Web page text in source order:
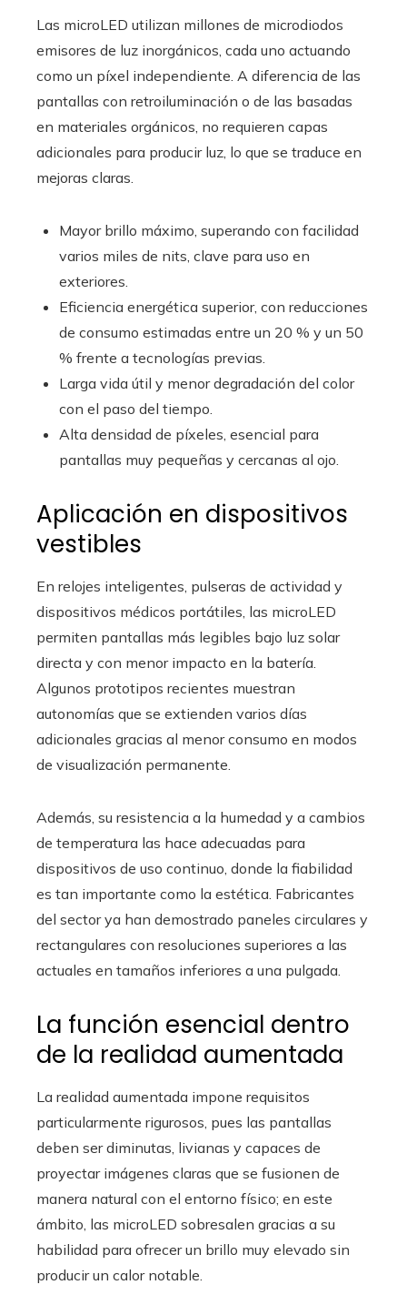
Las microLED utilizan millones de microdiodos
emisores de luz inorgánicos, cada uno actuando
como un píxel independiente. A diferencia de las
pantallas con retroiluminación o de las basadas
en materiales orgánicos, no requieren capas
adicionales para producir luz, lo que se traduce en
mejoras claras.
Mayor brillo máximo, superando con facilidad
varios miles de nits, clave para uso en
exteriores.
Eficiencia energética superior, con reducciones
de consumo estimadas entre un 20 % y un 50
% frente a tecnologías previas.
Larga vida útil y menor degradación del color
con el paso del tiempo.
Alta densidad de píxeles, esencial para
pantallas muy pequeñas y cercanas al ojo.
Aplicación en dispositivos
vestibles
En relojes inteligentes, pulseras de actividad y
dispositivos médicos portátiles, las microLED
permiten pantallas más legibles bajo luz solar
directa y con menor impacto en la batería.
Algunos prototipos recientes muestran
autonomías que se extienden varios días
adicionales gracias al menor consumo en modos
de visualización permanente.
Además, su resistencia a la humedad y a cambios
de temperatura las hace adecuadas para
dispositivos de uso continuo, donde la fiabilidad
es tan importante como la estética. Fabricantes
del sector ya han demostrado paneles circulares y
rectangulares con resoluciones superiores a las
actuales en tamaños inferiores a una pulgada.
La función esencial dentro
de la realidad aumentada
La realidad aumentada impone requisitos
particularmente rigurosos, pues las pantallas
deben ser diminutas, livianas y capaces de
proyectar imágenes claras que se fusionen de
manera natural con el entorno físico; en este
ámbito, las microLED sobresalen gracias a su
habilidad para ofrecer un brillo muy elevado sin
producir un calor notable.